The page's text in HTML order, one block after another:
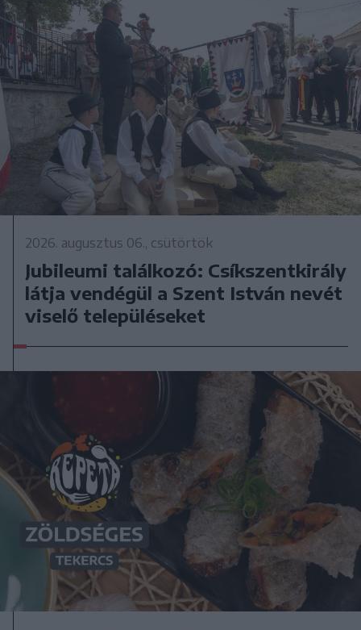
2026. augusztus 06., csütörtök
Jubileumi találkozó: Csíkszentkirály
látja vendégül a Szent István nevét
viselő településeket